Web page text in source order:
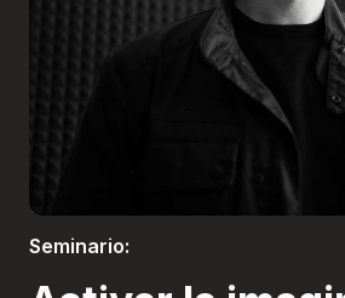
Boletería
Seminario: